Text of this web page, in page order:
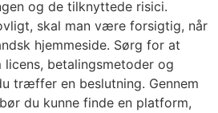
og de tilknyttede risici.
skal man være forsigtig, når
hjemmeside. Sørg for at
betalingsmetoder og
træffer en beslutning. Gennem
du kunne finde en platform,